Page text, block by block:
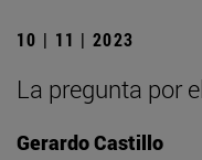
10 | 11 | 2023
La pregunta por
Gerardo Castillo